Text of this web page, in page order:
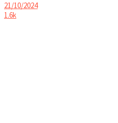
21/10/2024
1.6k